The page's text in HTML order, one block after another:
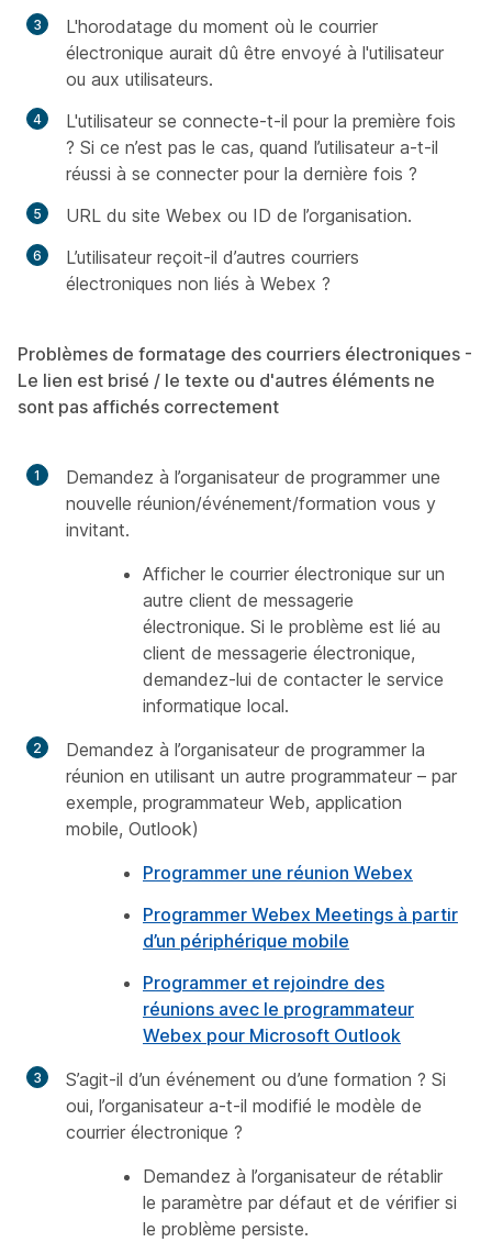
L'horodatage du moment où le courrier
électronique aurait dû être envoyé à l'utilisateur
ou aux utilisateurs.
L'utilisateur se connecte-t-il pour la première fois
? Si ce n’est pas le cas, quand l’utilisateur a-t-il
réussi à se connecter pour la dernière fois ?
URL du site Webex ou ID de l’organisation.
L’utilisateur reçoit-il d’autres courriers
électroniques non liés à Webex ?
Problèmes de formatage des courriers électroniques -
Le lien est brisé / le texte ou d'autres éléments ne
sont pas affichés correctement
Demandez à l’organisateur de programmer une
nouvelle réunion/événement/formation vous y
invitant.
Afficher le courrier électronique sur un
autre client de messagerie
électronique. Si le problème est lié au
client de messagerie électronique,
demandez-lui de contacter le service
informatique local.
Demandez à l’organisateur de programmer la
réunion en utilisant un autre programmateur – par
exemple, programmateur Web, application
mobile, Outlook)
Programmer une réunion Webex
Programmer Webex Meetings à partir
d’un périphérique mobile
Programmer et rejoindre des
réunions avec le programmateur
Webex pour Microsoft Outlook
S’agit-il d’un événement ou d’une formation ? Si
oui, l’organisateur a-t-il modifié le modèle de
courrier électronique ?
Demandez à l’organisateur de rétablir
le paramètre par défaut et de vérifier si
le problème persiste.